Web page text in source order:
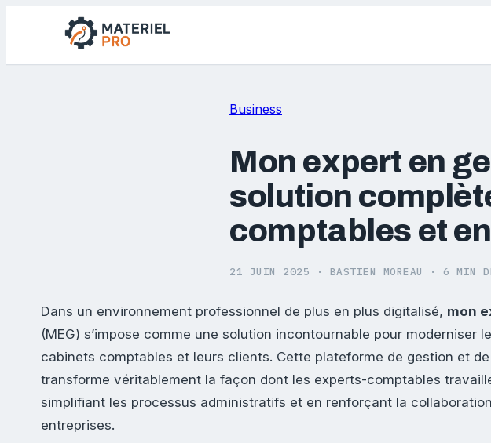
Business
Mon expert en
solution
comptables et
21 JUIN 2025 · BASTIEN MOREAU · 6 MIN
Dans un environnement professionnel de plus en plus digitalisé, mon
(MEG) s’impose comme une solution incontournable pour moderniser
cabinets comptables et leurs clients. Cette plateforme de gestion et
transforme véritablement la façon dont les experts-comptables
simplifiant les processus administratifs et en renforçant la
entreprises.